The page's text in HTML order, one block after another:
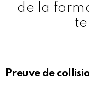
de la
Preuve de